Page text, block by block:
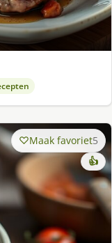
Maak favoriet5
👍